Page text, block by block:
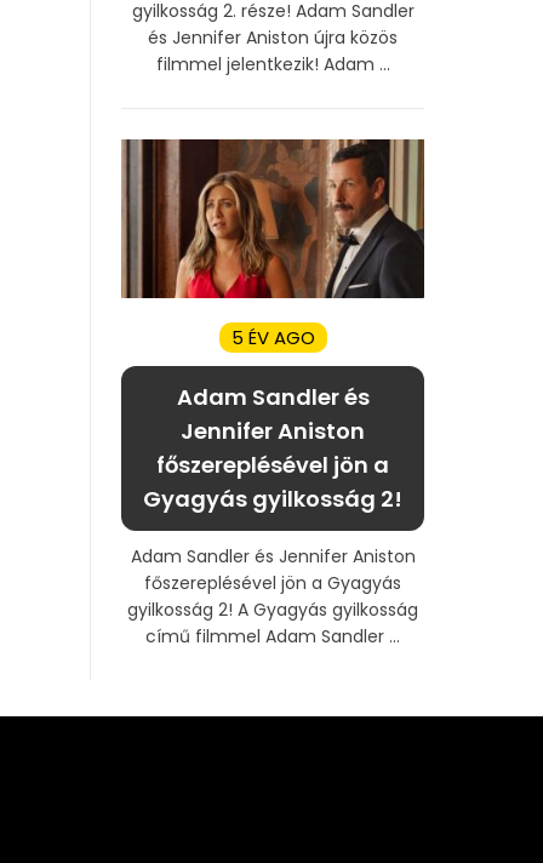
gyilkosság 2. része! Adam Sandler
és Jennifer Aniston újra közös
filmmel jelentkezik! Adam ...
5 ÉV AGO
Adam Sandler és
Jennifer Aniston
főszereplésével jön a
Gyagyás gyilkosság 2!
Adam Sandler és Jennifer Aniston
főszereplésével jön a Gyagyás
gyilkosság 2! A Gyagyás gyilkosság
című filmmel Adam Sandler ...